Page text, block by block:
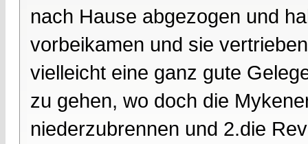
nach Hause abgezogen und
vorbeikamen und sie
vielleicht eine ganz gute
zu gehen, wo doch die
niederzubrennen und 2.die